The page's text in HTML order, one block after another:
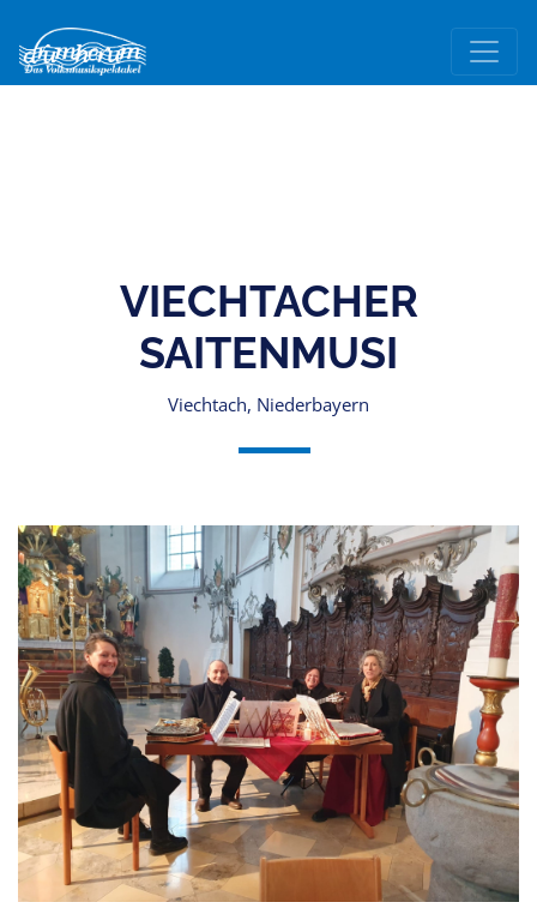
VIECHTACHER
SAITENMUSI
Viechtach, Niederbayern